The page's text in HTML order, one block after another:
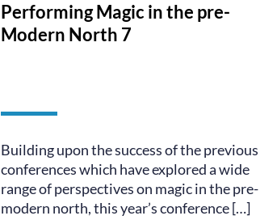
Performing Magic in the pre-
Modern North 7
Building upon the success of the previous
conferences which have explored a wide
range of perspectives on magic in the pre-
modern north, this year’s conference […]